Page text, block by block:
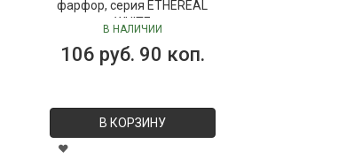
фарфор, серия ETHEREAL
WHITE
В НАЛИЧИИ
106 руб. 90 коп.
В КОРЗИНУ